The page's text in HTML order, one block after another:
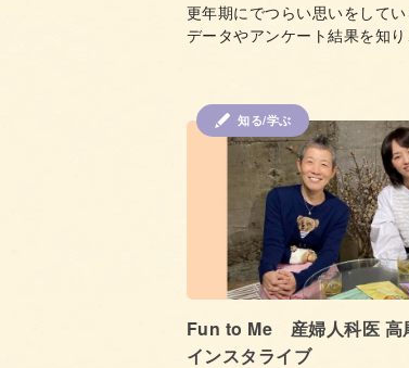
更年期にでつらい思いをして
データやアンケート結果を知
知る/学ぶ
Fun to Me 産婦人科医 高
インスタライブ